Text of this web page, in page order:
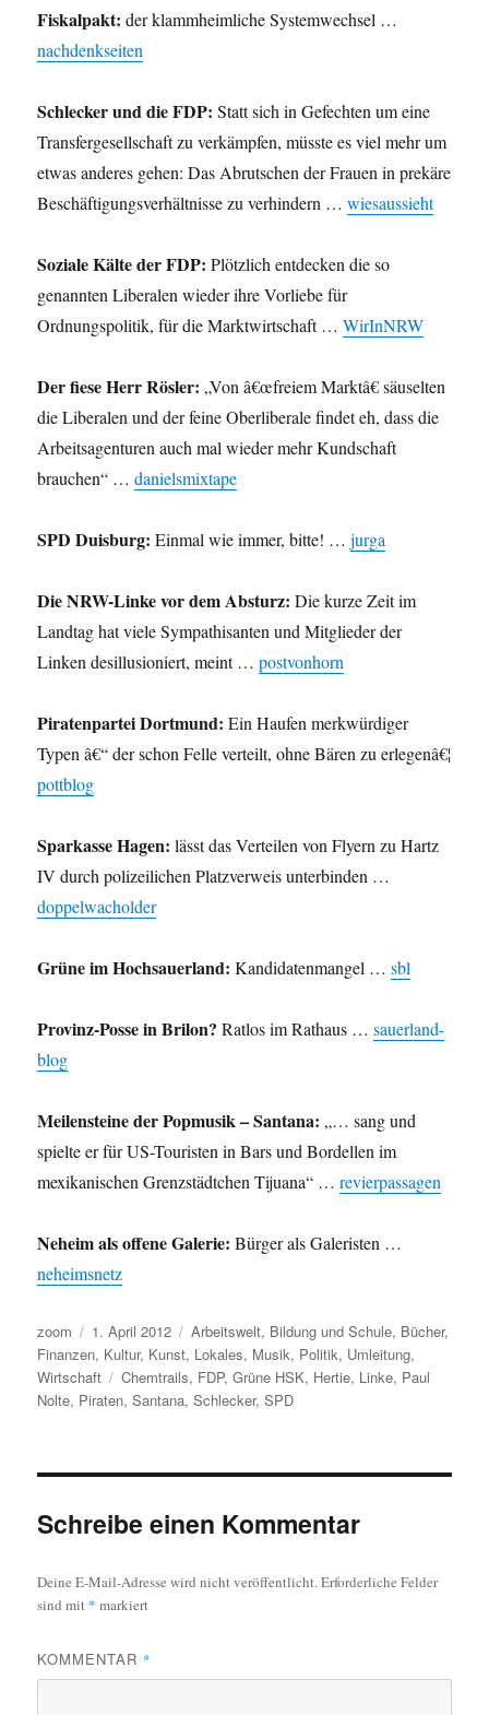
Fiskalpakt: der klammheimliche Systemwechsel …
nachdenkseiten
Schlecker und die FDP: Statt sich in Gefechten um eine
Transfergesellschaft zu verkämpfen, müsste es viel mehr um
etwas anderes gehen: Das Abrutschen der Frauen in prekäre
Beschäftigungsverhältnisse zu verhindern …wiesaussieht
Soziale Kälte der FDP: Plötzlich entdecken die so
genannten Liberalen wieder ihre Vorliebe für
Ordnungspolitik, für die Marktwirtschaft …WirInNRW
Der fiese Herr Rösler: „Von â€œfreiem Marktâ€ säuselten
die Liberalen und der feine Oberliberale findet eh, dass die
Arbeitsagenturen auch mal wieder mehr Kundschaft
brauchen“ …danielsmixtape
SPD Duisburg: Einmal wie immer, bitte! …jurga
Die NRW-Linke vor dem Absturz: Die kurze Zeit im
Landtag hat viele Sympathisanten und Mitglieder der
Linken desillusioniert, meint …postvonhorn
Piratenpartei Dortmund: Ein Haufen merkwürdiger
Typen â€“ der schon Felle verteilt, ohne Bären zu erlegenâ€¦
pottblog
Sparkasse Hagen: lässt das Verteilen von Flyern zu Hartz
IV durch polizeilichen Platzverweis unterbinden …
doppelwacholder
Grüne im Hochsauerland: Kandidatenmangel …sbl
Provinz-Posse in Brilon? Ratlos im Rathaus …sauerland-
blog
Meilensteine der Popmusik – Santana: „… sang und
spielte er für US-Touristen in Bars und Bordellen im
mexikanischen Grenzstädtchen Tijuana“ …revierpassagen
Neheim als offene Galerie: Bürger als Galeristen …
neheimsnetz
Autor
zoom
Veröffentlicht
am
1. April 2012 Kategorien
Arbeitswelt, Bildung und Schule, Bücher,
Finanzen, Kultur, Kunst, Lokales, Musik, Politik, Umleitung,
Wirtschaft
Schlagwörter
Chemtrails, FDP,Grüne HSK, Hertie, Linke, Paul
Nolte, Piraten,Santana,Schlecker,SPD
Schreibe einen Kommentar
Deine E-Mail-Adresse wird nicht veröffentlicht.Erforderliche Felder
sind mit * markiert
KOMMENTAR *